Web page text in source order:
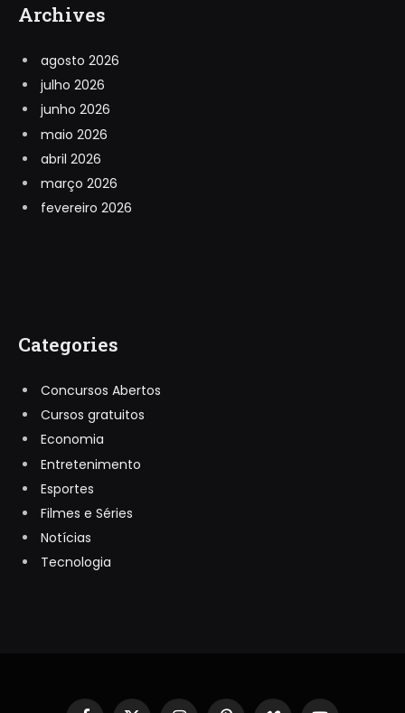
Archives
agosto 2026
julho 2026
junho 2026
maio 2026
abril 2026
março 2026
fevereiro 2026
Categories
Concursos Abertos
Cursos gratuitos
Economia
Entretenimento
Esportes
Filmes e Séries
Notícias
Tecnologia